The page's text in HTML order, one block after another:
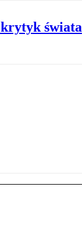
świata